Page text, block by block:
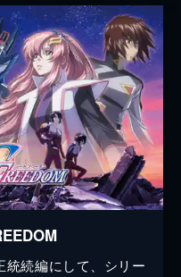
統続編にして、シリー